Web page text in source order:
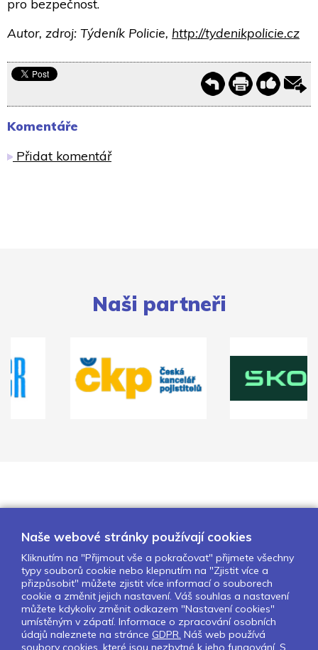
pro bezpečnost.
Autor, zdroj: Týdeník Policie, http://tydenikpolicie.cz
Komentáře
Přidat komentář
Naši partneři
O nás Naše projekty
Pro školy
Partneři
Kontakty
GDPR
Nastavení cookies
Naše webové stránky používají cookies
Kliknutím na "Přijmout vše a pokračovat" přijmete všechny
typy souborů cookie nebo klepnutím na "Zjistit více a
přizpůsobit" můžete zjistit více informací o souborech
cookie a změnit jejich nastavení. Váš souhlas a nastavení
můžete kdykoliv změnit odkazem "Nastavení cookies"
umístěným v zápatí. Informace o zpracování osobních
údajů naleznete na stránce GDPR. Náš web používá
soubory cookies, které jsou nezbytné k jeho fungování. S